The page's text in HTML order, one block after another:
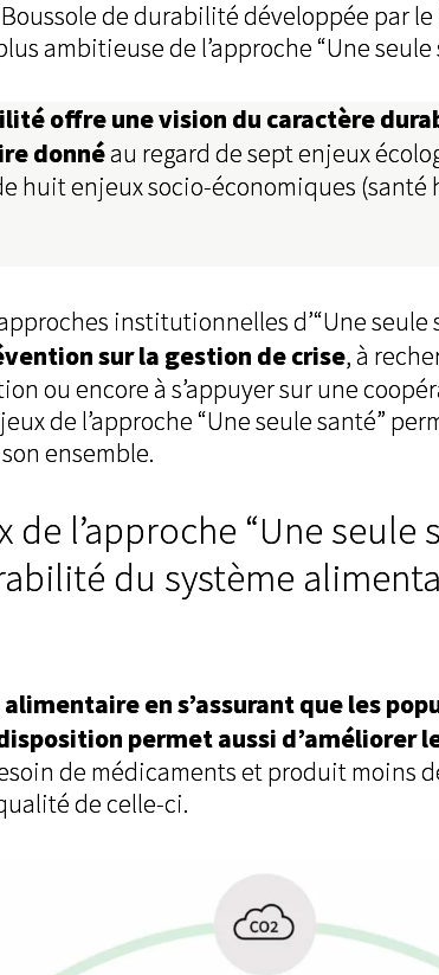
de durabilité développée par
ambitieuse de l’approche “Une seule
offre une vision du caractère
donnéau regard de sept enjeux
huit enjeux socio-économiques
institutionnelles d’“Une seule
sur la gestion de crise, à
ou encore à s’appuyer sur une
de l’approche “Une seule santé”
ensemble.
de l’approche “Une seule
du système
en s’assurant que les
permet aussi d’améliorer
de médicaments et produit moins
de celle-ci.